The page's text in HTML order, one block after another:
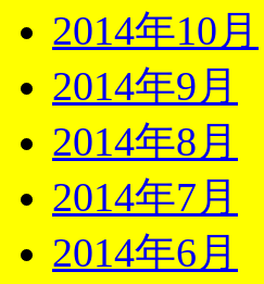
2014年10月
2014年9月
2014年8月
2014年7月
2014年6月